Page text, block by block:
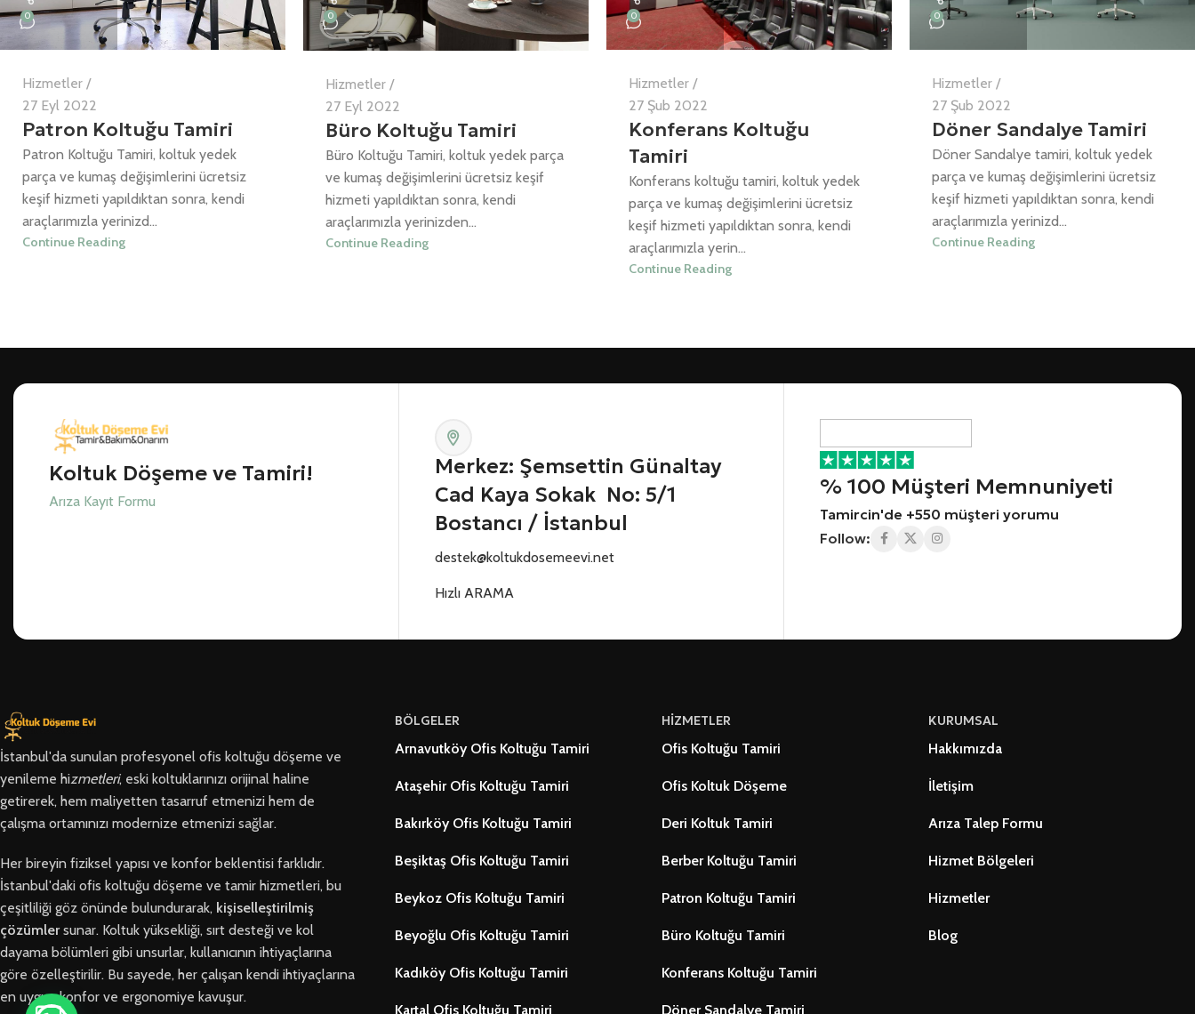
0
Hizmetler
27 Eyl 2022
Patron Koltuğu Tamiri
Patron Koltuğu Tamiri, koltuk yedek
parça ve kumaş değişimlerini ücretsiz
keşif hizmeti yapıldıktan sonra, kendi
araçlarımızla yerinizd...
Continue Reading
0
Hizmetler
27 Eyl 2022
Büro Koltuğu Tamiri
Büro Koltuğu Tamiri, koltuk yedek parça
ve kumaş değişimlerini ücretsiz keşif
hizmeti yapıldıktan sonra, kendi
araçlarımızla yerinizden...
Continue Reading
0
Hizmetler
27 Şub 2022
Konferans Koltuğu
Tamiri
Konferans koltuğu tamiri, koltuk yedek
parça ve kumaş değişimlerini ücretsiz
keşif hizmeti yapıldıktan sonra, kendi
araçlarımızla yerin...
Continue Reading
0
Hizmetler
27 Şub 2022
Döner Sandalye Tamiri
Döner Sandalye tamiri, koltuk yedek
parça ve kumaş değişimlerini ücretsiz
keşif hizmeti yapıldıktan sonra, kendi
araçlarımızla yerinizd...
Continue Reading
Koltuk Döşeme ve Tamiri!
Arıza Kayıt Formu
Merkez: Şemsettin Günaltay
Cad Kaya Sokak No: 5/1
Bostancı / İstanbul
destek@koltukdosemeevi.net
Hızlı ARAMA
% 100 Müşteri Memnuniyeti
Tamircin'de +550 müşteri yorumu
Follow:
İstanbul'da sunulan profesyonel ofis koltuğu döşeme ve
yenileme hizmetleri, eski koltuklarınızı orijinal haline
getirerek, hem maliyetten tasarruf etmenizi hem de
çalışma ortamınızı modernize etmenizi sağlar.
Her bireyin fiziksel yapısı ve konfor beklentisi farklıdır.
İstanbul'daki ofis koltuğu döşeme ve tamir hizmetleri, bu
çeşitliliği göz önünde bulundurarak, kişiselleştirilmiş
çözümlersunar. Koltuk yüksekliği, sırt desteği ve kol
dayama bölümleri gibi unsurlar, kullanıcının ihtiyaçlarına
göre özelleştirilir. Bu sayede, her çalışan kendi ihtiyaçlarına
en uygun konfor ve ergonomiye kavuşur.
BÖLGELER
Arnavutköy Ofis Koltuğu Tamiri
Ataşehir Ofis Koltuğu Tamiri
Bakırköy Ofis Koltuğu Tamiri
Beşiktaş Ofis Koltuğu Tamiri
Beykoz Ofis Koltuğu Tamiri
Beyoğlu Ofis Koltuğu Tamiri
Kadıköy Ofis Koltuğu Tamiri
Kartal Ofis Koltuğu Tamiri
HİZMETLER
Ofis Koltuğu Tamiri
Ofis Koltuk Döşeme
Deri Koltuk Tamiri
Berber Koltuğu Tamiri
Patron Koltuğu Tamiri
Büro Koltuğu Tamiri
Konferans Koltuğu Tamiri
Döner Sandalye Tamiri
KURUMSAL
Hakkımızda
İletişim
Arıza Talep Formu
Hizmet Bölgeleri
Hizmetler
Blog